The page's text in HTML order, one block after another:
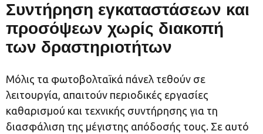
Συντήρηση εγκαταστάσεων και
προσόψεων χωρίς διακοπή
των δραστηριοτήτων
Μόλις τα φωτοβολταϊκά πάνελ τεθούν σε
λειτουργία, απαιτούν περιοδικές εργασίες
καθαρισμού και τεχνικής συντήρησης για τη
διασφάλιση της μέγιστης απόδοσής τους. Σε αυτό